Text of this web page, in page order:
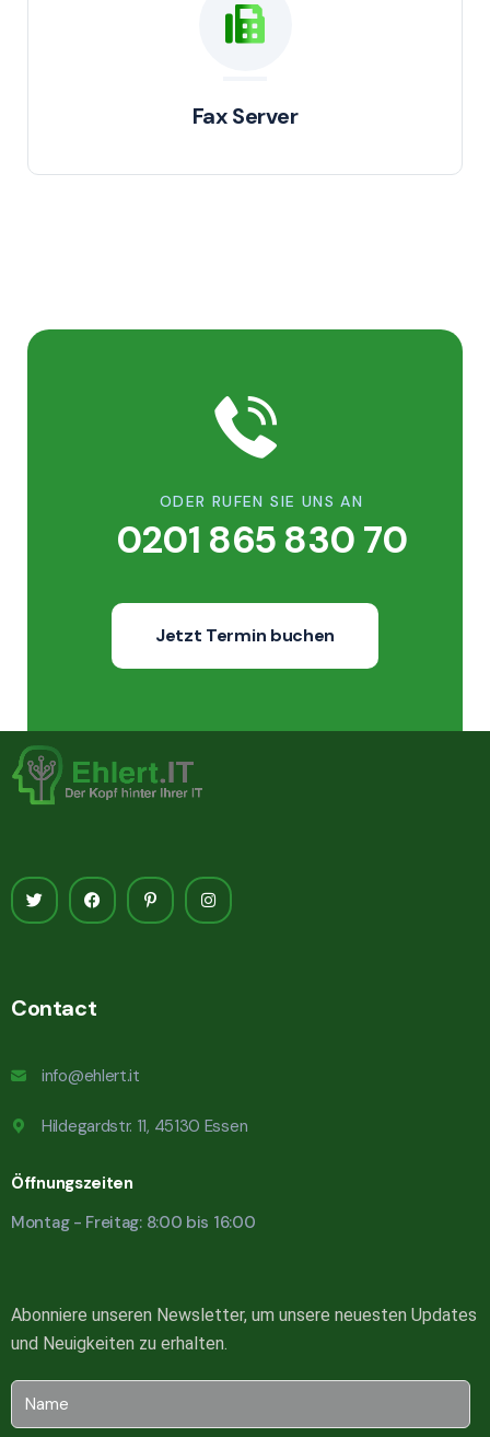
Fax Server
ODER RUFEN SIE UNS AN
0201 865 830 70
Jetzt Termin buchen
Contact
info@ehlert.it
Hildegardstr. 11, 45130 Essen
Öffnungszeiten
Montag - Freitag: 8:00 bis 16:00
Abonniere unseren Newsletter, um unsere neuesten Updates
und Neuigkeiten zu erhalten.